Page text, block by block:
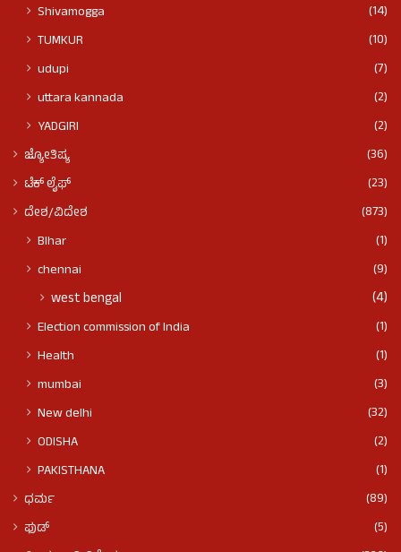
Shivamogga
(14)
TUMKUR
(10)
udupi
(7)
uttara kannada
(2)
YADGIRI
(2)
ಜ್ಯೋತಿಷ್ಯ
(36)
ಟೆಕ್ ಲೈಫ್
(23)
ದೇಶ/ವಿದೇಶ
(873)
BIhar
(1)
chennai
(9)
west bengal (4)
Election commission of India
(1)
Health
(1)
mumbai
(3)
New delhi
(32)
ODISHA
(2)
PAKISTHANA
(1)
ಧರ್ಮ
(89)
ಫುಡ್​​
(5)